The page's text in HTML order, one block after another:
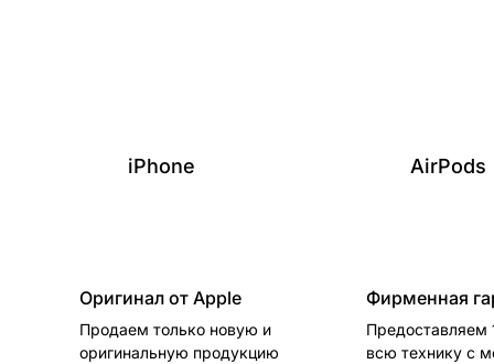
iPhone AirPods
Оригинал от Apple
Продаем только новую и
оригинальную продукцию
Фирменная
Предоставляем
всю технику с